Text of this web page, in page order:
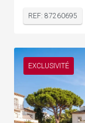
REF: 87260695
EXCLUSIVITÉ